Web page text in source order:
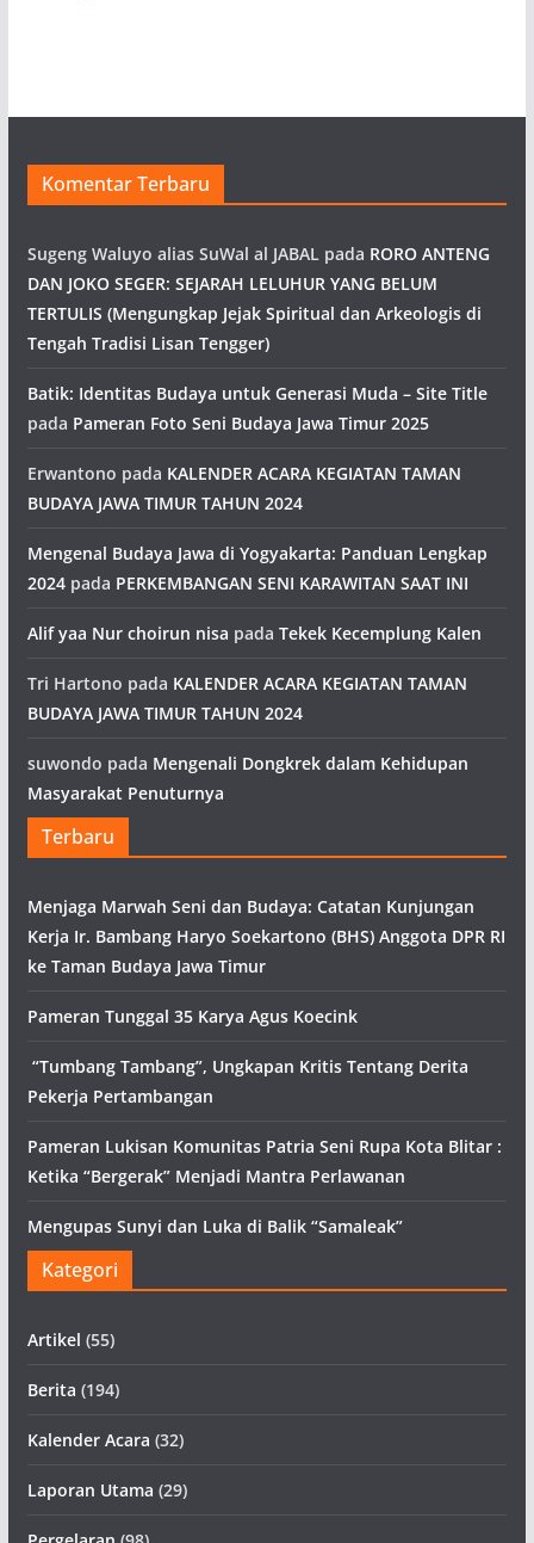
Komentar Terbaru
Sugeng Waluyo alias SuWal al JABAL pada RORO ANTENG
DAN JOKO SEGER: SEJARAH LELUHUR YANG BELUM
TERTULIS (Mengungkap Jejak Spiritual dan Arkeologis di
Tengah Tradisi Lisan Tengger)
Batik: Identitas Budaya untuk Generasi Muda – Site Title
pada Pameran Foto Seni Budaya Jawa Timur 2025
Erwantono pada KALENDER ACARA KEGIATAN TAMAN
BUDAYA JAWA TIMUR TAHUN 2024
Mengenal Budaya Jawa di Yogyakarta: Panduan Lengkap
2024pada PERKEMBANGAN SENI KARAWITAN SAAT INI
Alif yaa Nur choirun nisa pada Tekek Kecemplung Kalen
Tri Hartono pada KALENDER ACARA KEGIATAN TAMAN
BUDAYA JAWA TIMUR TAHUN 2024
suwondo pada Mengenali Dongkrek dalam Kehidupan
Masyarakat Penuturnya
Terbaru
Menjaga Marwah Seni dan Budaya: Catatan Kunjungan
Kerja Ir. Bambang Haryo Soekartono (BHS) Anggota DPR RI
ke Taman Budaya Jawa Timur
Pameran Tunggal 35 Karya Agus Koecink
“Tumbang Tambang”, Ungkapan Kritis Tentang Derita
Pekerja Pertambangan
Pameran Lukisan Komunitas Patria Seni Rupa Kota Blitar :
Ketika “Bergerak” Menjadi Mantra Perlawanan
Mengupas Sunyi dan Luka di Balik “Samaleak”
Kategori
Artikel (55)
Berita (194)
Kalender Acara (32)
Laporan Utama (29)